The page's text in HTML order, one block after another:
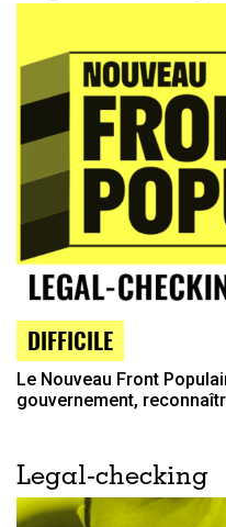
DIFFICILE
Le Nouveau Front
gouvernement,
Legal-checking